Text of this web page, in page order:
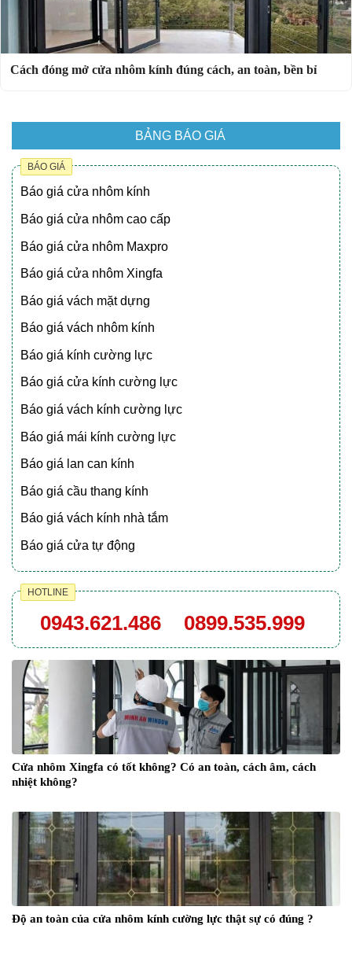
Cách đóng mở cửa nhôm kính đúng cách, an toàn, bền bỉ
BẢNG BÁO GIÁ
BÁO GIÁ
Báo giá cửa nhôm kính
Báo giá cửa nhôm cao cấp
Báo giá cửa nhôm Maxpro
Báo giá cửa nhôm Xingfa
Báo giá vách mặt dựng
Báo giá vách nhôm kính
Báo giá kính cường lực
Báo giá cửa kính cường lực
Báo giá vách kính cường lực
Báo giá mái kính cường lực
Báo giá lan can kính
Báo giá cầu thang kính
Báo giá vách kính nhà tắm
Báo giá cửa tự động
HOTLINE
0943.621.486 0899.535.999
Cửa nhôm Xingfa có tốt không? Có an toàn, cách âm, cách
nhiệt không?
Độ an toàn của cửa nhôm kính cường lực thật sự có đúng ?